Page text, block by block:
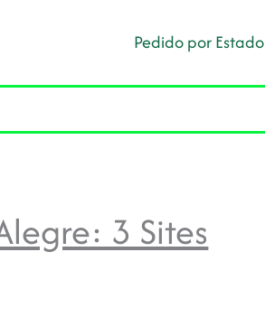
Pedido por Estado
3 Sites